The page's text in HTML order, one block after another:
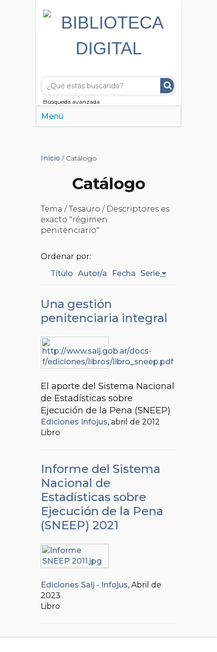
Búsqueda avanzada
Menu
Inicio / Catálogo
Catálogo
Tema / Tesauro / Descriptores es
exacto "régimen
penitenciario"
Ordenar por:
Título Autor/a Fecha Serie
Una gestión
penitenciaria integral
El aporte del Sistema Nacional
de Estadísticas sobre
Ejecución de la Pena (SNEEP)
Ediciones Infojus, abril de 2012
Libro
Informe del Sistema
Nacional de
Estadísticas sobre
Ejecución de la Pena
(SNEEP) 2021
Ediciones Saij - Infojus, Abril de
2023
Libro